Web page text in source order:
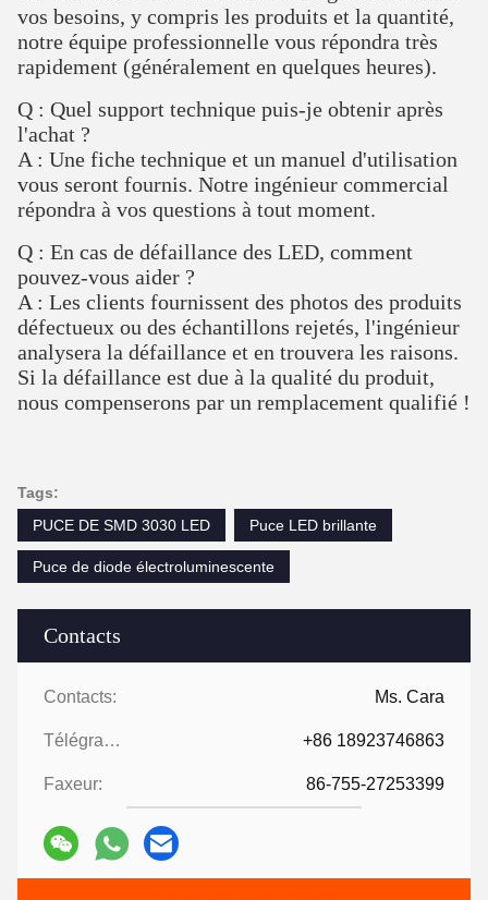
Contacts
Contacts: Ms. Cara
Télégramme: +86 18923746863
Faxeur: 86-755-27253399
vos besoins, y compris les produits et la quantité,
notre équipe professionnelle vous répondra très
rapidement (généralement en quelques heures).
Q : Quel support technique puis-je obtenir après
l'achat ?
A : Une fiche technique et un manuel d'utilisation
vous seront fournis. Notre ingénieur commercial
répondra à vos questions à tout moment.
Q : En cas de défaillance des LED, comment
pouvez-vous aider ?
A : Les clients fournissent des photos des produits
défectueux ou des échantillons rejetés, l'ingénieur
analysera la défaillance et en trouvera les raisons.
Si la défaillance est due à la qualité du produit,
nous compenserons par un remplacement qualifié !
Tags:
PUCE DE SMD 3030 LED
Puce LED brillante
Puce de diode électroluminescente